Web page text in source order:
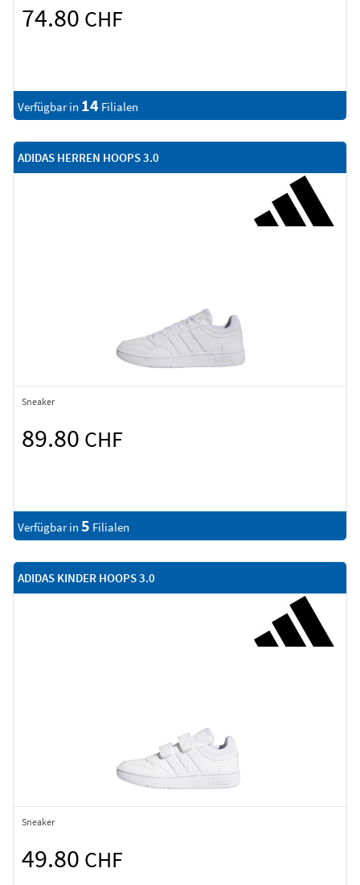
74.80 CHF
Verfügbar in 14 Filialen
ADIDAS HERREN HOOPS 3.0
Sneaker
89.80 CHF
Verfügbar in 5 Filialen
ADIDAS KINDER HOOPS 3.0
Sneaker
49.80 CHF